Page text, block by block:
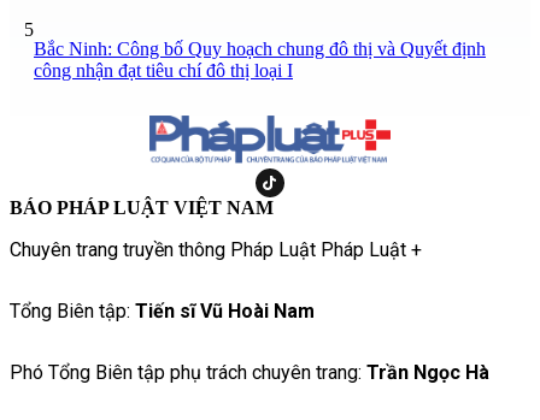
5
Bắc Ninh: Công bố Quy hoạch chung đô thị và Quyết định
công nhận đạt tiêu chí đô thị loại I
BÁO PHÁP LUẬT VIỆT NAM
Chuyên trang truyền thông Pháp Luật Pháp Luật +
Tổng Biên tập: Tiến sĩ Vũ Hoài Nam
Phó Tổng Biên tập phụ trách chuyên trang: Trần Ngọc Hà